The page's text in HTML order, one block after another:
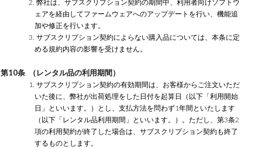
2. 弊社は、サブスクリプション契約の期間中、利用者向けソフトウ
ェアを経由してファームウェアへのアップデートを行い、機能追
加や修正を行います。
3. サブスクリプション契約によらない購入品については、本条に定
める規約内容の影響を受けません。
第10条 （レンタル品の利用期間）
1. サブスクリプション契約の有効期間は、お客様からご注文いただ
いた後に、弊社が出荷処理をした日付を起算日（以下「利用開始
日」といいます。）とし、支払方法を問わず1年間といたします
（以下「レンタル品利用期間」といいます。）。ただし、第3条2
項の利用契約が終了した場合は、サブスクリプション契約も終了
するものとします。